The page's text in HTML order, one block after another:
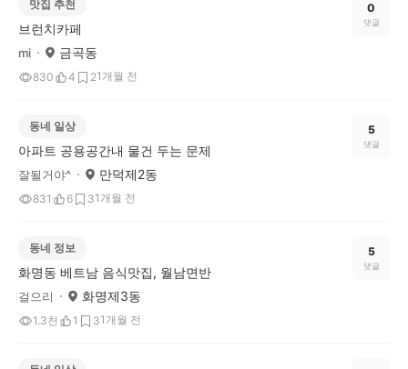
맛집 추천
브런치카페
mi 금곡동
830 4 21개월 전
0
댓글
동네 일상
아파트 공용공간내 물건 두는 문제
잘될거야^ 만덕제2동
831 6 31개월 전
5
댓글
동네 정보
화명동 베트남 음식맛집, 월남면반
걸으리 화명제3동
1.3천 1 31개월 전
5
댓글